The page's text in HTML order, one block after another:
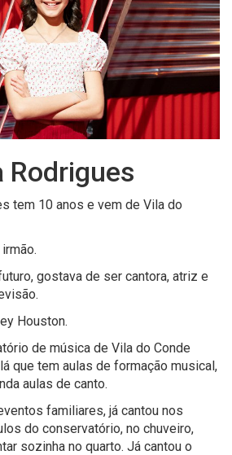
Rodrigues
tem 10 anos e vem de Vila do
gostava de ser cantora, atriz e
Houston.
de música de Vila do Conde
que tem aulas de formação musical,
aulas de canto.
familiares, já cantou nos
do conservatório, no chuveiro,
sozinha no quarto. Já cantou o